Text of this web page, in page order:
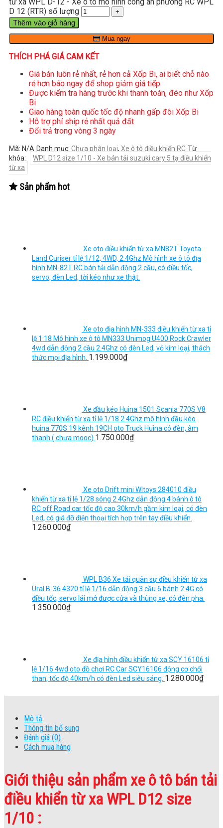
D 12 (RTR) số lượng
Thêm vào giỏ hàng
Mua ngay
THÍCH PHÁ GIÁ CAM KẾT
Giá bán luôn rẻ nhất, rẻ hơn cả Xốp Bi, ai biết chỗ nào
rẻ hơn báo ngay để shop giảm giá tiếp
Được kiểm tra hàng trước khi thanh toán, đéo như Xốp
Bi
Giao hàng toàn quốc tốc độ nhanh gấp đôi Xốp Bi
Hỗ trợ phí ship rẻ nhất quả đất
Đổi trả trong vòng 3 ngày
Mã: N/A Danh mục: Chưa phân loại, Xe ô tô điều khiển RC Từ
khóa:
WPL D12 size 1/10 - Xe bán tải suzuki cary 5 tạ điều khiển
từ xa
Sản phẩm hot
Xe oto điều khiển từ xa MN82T Toyota
Land Curiser tỉ lệ 1/12, 4WD, 2.4Ghz Mô hình xe ô tô địa
hình MN-82T RC bán tải dẫn động 2 cầu, có điều tốc,
servo, đèn Led, tời kéo như xe thật.
Xe oto địa hình MN-333 điều khiển từ xa tỉ
lệ 1:18 Mô hình xe ô tô MN333 Unimog U400 Rock Crawler
4wd dẫn động 2 cầu 2.4Ghz có đèn Led, vỏ kim loại, thách
thức mọi địa hình. 1.199.000₫
Xe đầu kéo Huina 1501 Scania 770S V8
RC điều khiển từ xa tỉ lệ 1/18 2.4Ghz mô hình đầu kéo
huina 770S 19 kênh 19CH oto Truck Huina có đèn, âm
thanh ( chưa mooc) 1.750.000₫
Xe oto Drift mini Wltoys 284010 điều
khiển từ xa tỉ lệ 1/28 sóng 2.4Ghz dẫn động 4 bánh ô tô
RC off Road car tốc độ cao 30km/h gầm kim loại, có đèn
Led, có giá đỡ điện thoại tích hợp trên tay điều khiển.
1.260.000₫
WPL B36 Xe tải quân sự điều khiển từ xa
Ural B-36 4320 tỉ lệ 1/16 dẫn động 3 cầu 6 bánh 2.4G có
điều tốc, servo lái mở được cửa và thùng xe, có đèn pha.
1.350.000₫
Xe địa hình điều khiển từ xa SCY 16106 tỉ
lệ 1/16 4wd oto đồ chơi RC Car SCY16106 động cơ chổi
than, tốc độ 40km/h có đèn Led siêu sáng. 1.280.000₫
Mô tả
Thông tin bổ sung
Đánh giá (0)
Cách mua hàng
Giới thiệu sản phẩm xe ô tô bán tải
điều khiển từ xa WPL D12 size
1/10 :